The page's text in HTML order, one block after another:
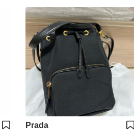
Prada